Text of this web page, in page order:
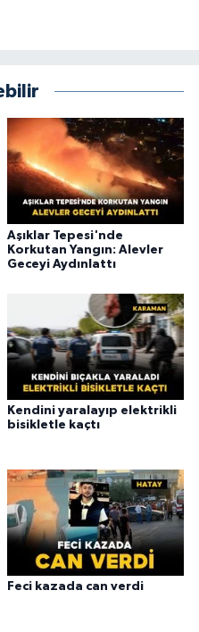
Aşıklar Tepesi'nde
Korkutan Yangın: Alevler
Geceyi Aydınlattı
Kendini yaralayıp elektrikli
bisikletle kaçtı
Feci kazada can verdi